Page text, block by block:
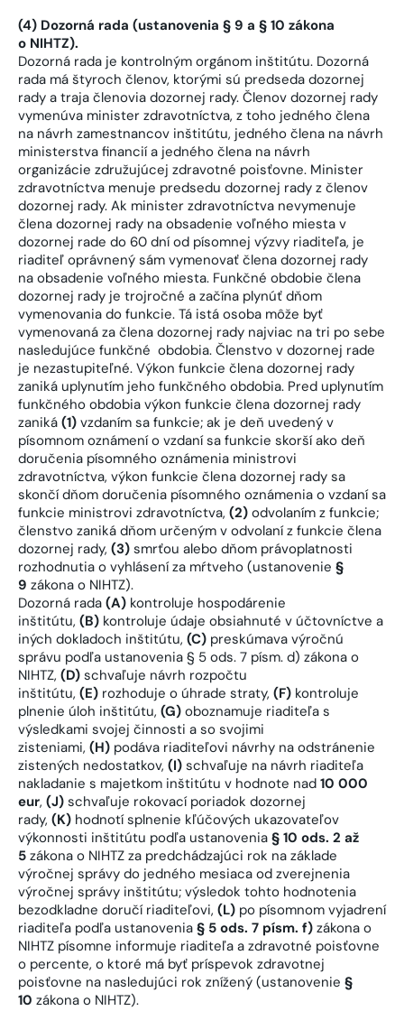
(4) Dozorná rada (ustanovenia § 9 a § 10 zákona
o NIHTZ).
Dozorná rada je kontrolným orgánom inštitútu. Dozorná
rada má štyroch členov, ktorými sú predseda dozornej
rady a traja členovia dozornej rady. Členov dozornej rady
vymenúva minister zdravotníctva, z toho jedného člena
na návrh zamestnancov inštitútu, jedného člena na návrh
ministerstva financií a jedného člena na návrh
organizácie združujúcej zdravotné poisťovne. Minister
zdravotníctva menuje predsedu dozornej rady z členov
dozornej rady. Ak minister zdravotníctva nevymenuje
člena dozornej rady na obsadenie voľného miesta v
dozornej rade do 60 dní od písomnej výzvy riaditeľa, je
riaditeľ oprávnený sám vymenovať člena dozornej rady
na obsadenie voľného miesta. Funkčné obdobie člena
dozornej rady je trojročné a začína plynúť dňom
vymenovania do funkcie. Tá istá osoba môže byť
vymenovaná za člena dozornej rady najviac na tri po sebe
nasledujúce funkčné obdobia. Členstvo v dozornej rade
je nezastupiteľné. Výkon funkcie člena dozornej rady
zaniká uplynutím jeho funkčného obdobia. Pred uplynutím
funkčného obdobia výkon funkcie člena dozornej rady
zaniká (1) vzdaním sa funkcie; ak je deň uvedený v
písomnom oznámení o vzdaní sa funkcie skorší ako deň
doručenia písomného oznámenia ministrovi
zdravotníctva, výkon funkcie člena dozornej rady sa
skončí dňom doručenia písomného oznámenia o vzdaní sa
funkcie ministrovi zdravotníctva, (2) odvolaním z funkcie;
členstvo zaniká dňom určeným v odvolaní z funkcie člena
dozornej rady, (3) smrťou alebo dňom právoplatnosti
rozhodnutia o vyhlásení za mŕtveho (ustanovenie §
9 zákona o NIHTZ).
Dozorná rada (A) kontroluje hospodárenie
inštitútu, (B) kontroluje údaje obsiahnuté v účtovníctve a
iných dokladoch inštitútu, (C) preskúmava výročnú
správu podľa ustanovenia § 5 ods. 7 písm. d) zákona o
NIHTZ, (D) schvaľuje návrh rozpočtu
inštitútu, (E) rozhoduje o úhrade straty, (F) kontroluje
plnenie úloh inštitútu, (G) oboznamuje riaditeľa s
výsledkami svojej činnosti a so svojimi
zisteniami, (H) podáva riaditeľovi návrhy na odstránenie
zistených nedostatkov, (I) schvaľuje na návrh riaditeľa
nakladanie s majetkom inštitútu v hodnote nad 10 000
eur, (J) schvaľuje rokovací poriadok dozornej
rady, (K) hodnotí splnenie kľúčových ukazovateľov
výkonnosti inštitútu podľa ustanovenia § 10 ods. 2 až
5 zákona o NIHTZ za predchádzajúci rok na základe
výročnej správy do jedného mesiaca od zverejnenia
výročnej správy inštitútu; výsledok tohto hodnotenia
bezodkladne doručí riaditeľovi, (L) po písomnom vyjadrení
riaditeľa podľa ustanovenia § 5 ods. 7 písm. f) zákona o
NIHTZ písomne informuje riaditeľa a zdravotné poisťovne
o percente, o ktoré má byť príspevok zdravotnej
poisťovne na nasledujúci rok znížený (ustanovenie §
10 zákona o NIHTZ).